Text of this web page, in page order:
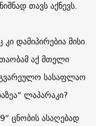
თავს აქნევს.
დამიპირებია მისი
თაობამ აქ მთელი
სასაფლაო
ლაპარაკი?
ცნობის ასაღებად